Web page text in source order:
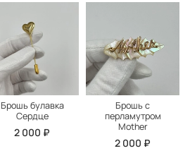
Брошь булавка
Сердце
2 000 ₽
Брошь с
перламутром
Mother
2 000 ₽